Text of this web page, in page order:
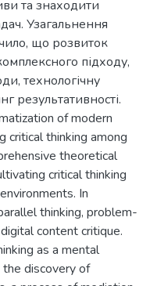
та знаходити
Узагальнення
що розвиток
підходу,
технологічну
результативності.
of modern
critical thinking among
theoretical
critical thinking
In
thinking, problem-
content critique.
as a mental
discovery of